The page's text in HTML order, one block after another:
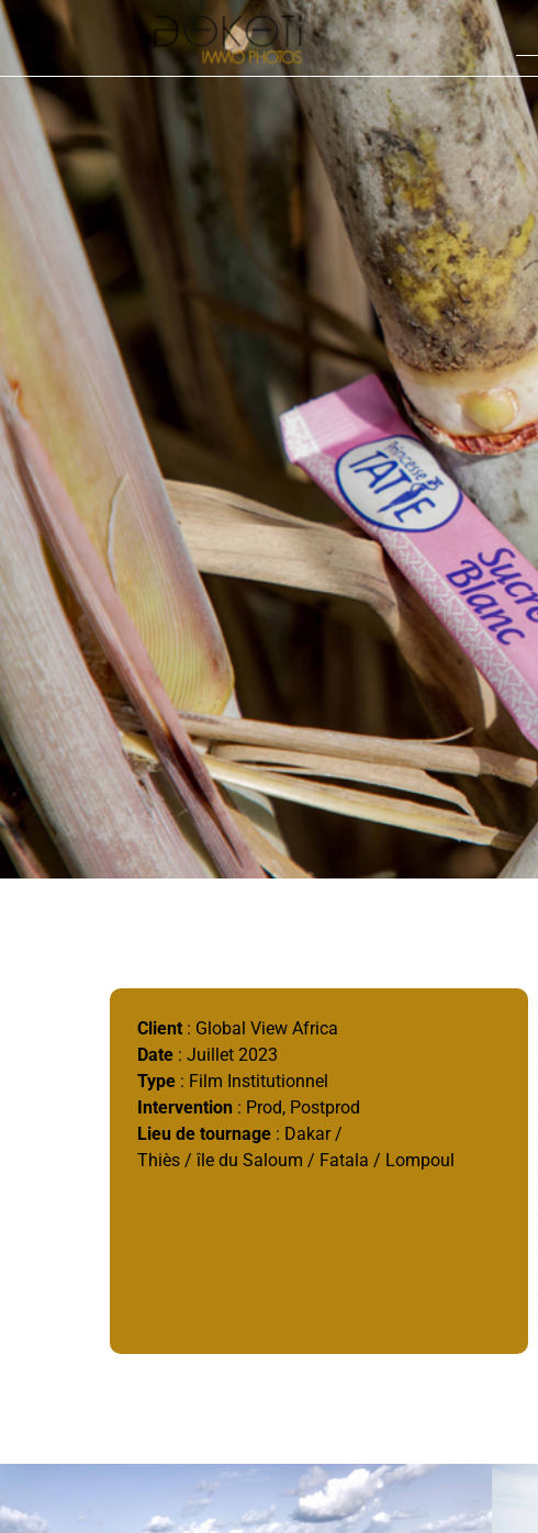
Client : Global View Africa
Date : Juillet 2023
Type : Film Institutionnel
Intervention : Prod, Postprod
Lieu de tournage : Dakar /
Thiès / île du Saloum / Fatala / Lompoul